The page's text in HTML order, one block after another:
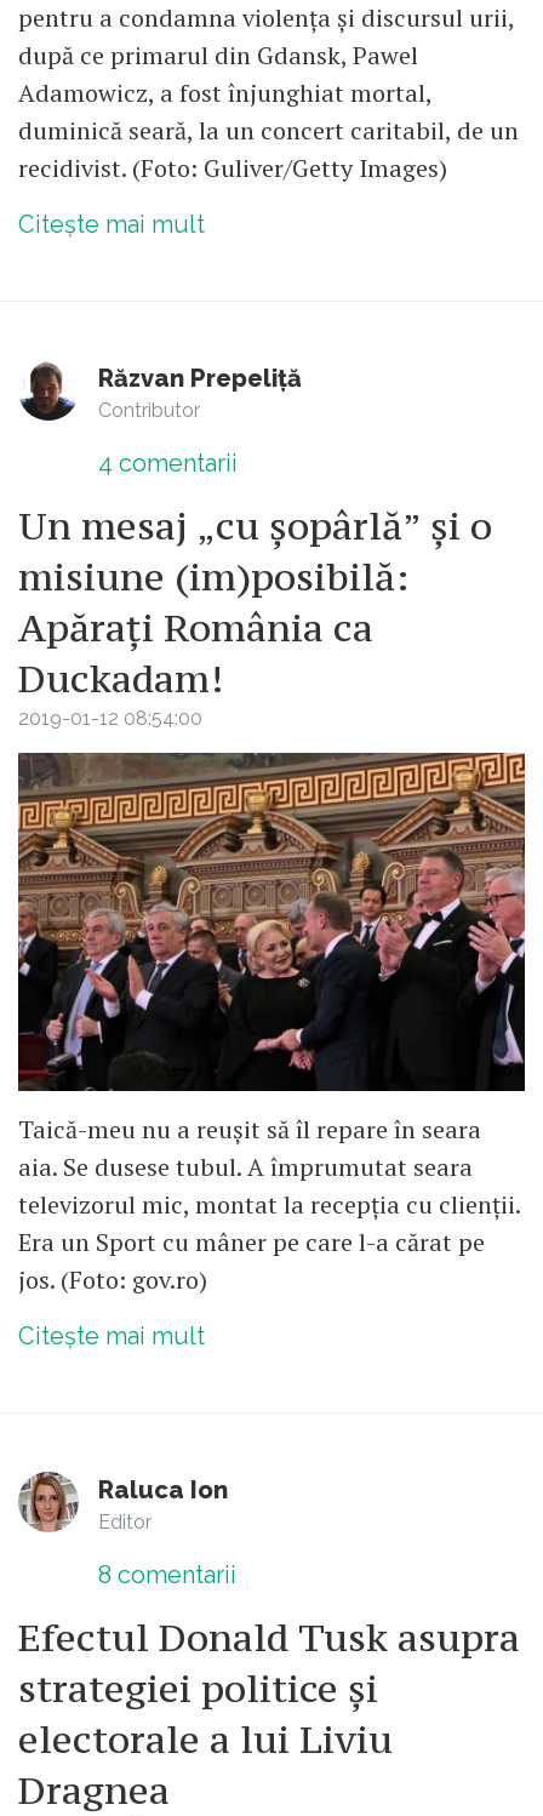
pentru a condamna violența și discursul urii,
după ce primarul din Gdansk, Pawel
Adamowicz, a fost înjunghiat mortal,
duminică seară, la un concert caritabil, de un
recidivist. (Foto: Guliver/Getty Images)
Citește mai mult
Răzvan Prepeliță
Contributor
4 comentarii
Un mesaj „cu șopârlă” și o
misiune (im)posibilă:
Apărați România ca
Duckadam!
2019-01-12 08:54:00
Taică-meu nu a reușit să îl repare în seara
aia. Se dusese tubul. A împrumutat seara
televizorul mic, montat la recepția cu clienții.
Era un Sport cu mâner pe care l-a cărat pe
jos. (Foto: gov.ro)
Citește mai mult
Raluca Ion
Editor
8 comentarii
Efectul Donald Tusk asupra
strategiei politice și
electorale a lui Liviu
Dragnea